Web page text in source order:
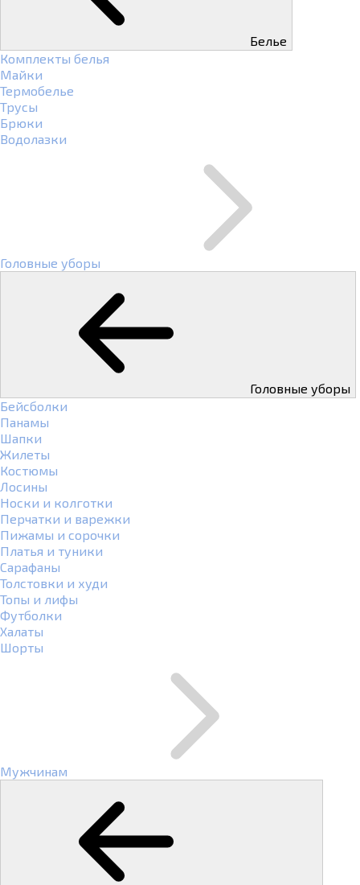
Белье
Комплекты белья
Майки
Термобелье
Трусы
Брюки
Водолазки
Головные уборы
Головные уборы
Бейсболки
Панамы
Шапки
Жилеты
Костюмы
Лосины
Носки и колготки
Перчатки и варежки
Пижамы и сорочки
Платья и туники
Сарафаны
Толстовки и худи
Топы и лифы
Футболки
Халаты
Шорты
Мужчинам